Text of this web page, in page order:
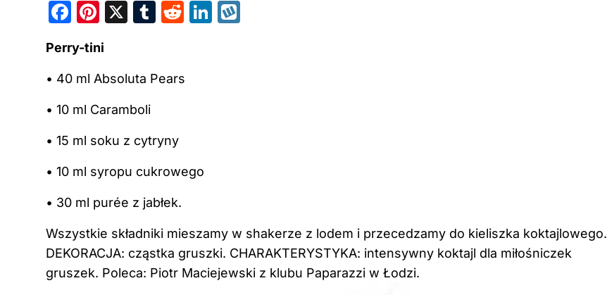
F
c
e
b
o
k
Pi
er
e
st
X
T
bl
R
di
Li
Perry-tini
• 40 ml Absoluta Pears
• 10 ml Caramboli
• 15 ml soku z cytryny
• 10 ml syropu cukrowego
• 30 ml purée z jabłek.
Wszystkie składniki mieszamy w shakerze z lodem i przecedzamy do kieliszka koktajlowego.
DEKORACJA: cząstka gruszki. CHARAKTERYSTYKA: intensywny koktajl dla miłośniczek
gruszek. Poleca: Piotr Maciejewski z klubu Paparazzi w Łodzi.